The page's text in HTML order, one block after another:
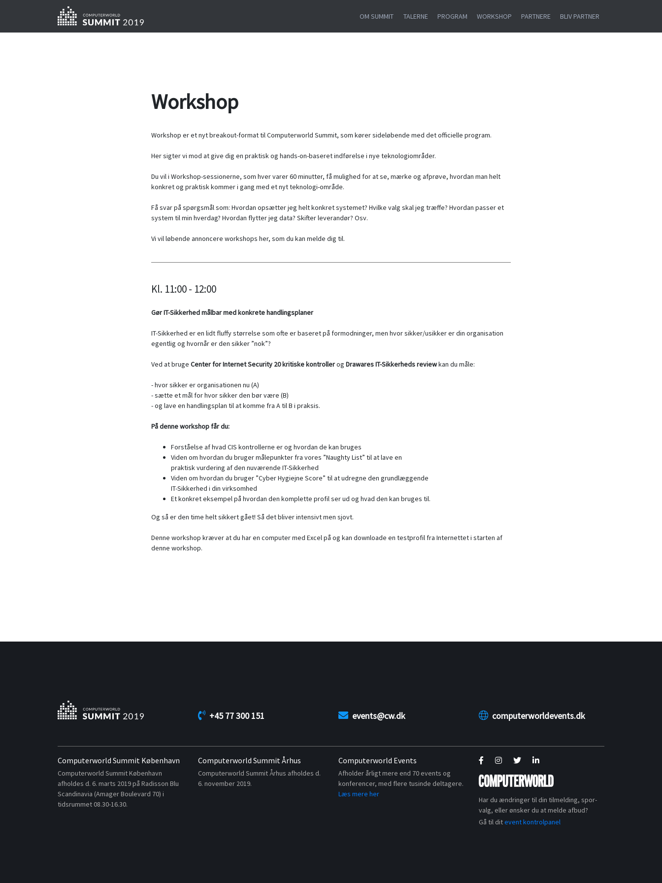
OM SUMMIT TALERNE PROGRAM WORKSHOP PARTNERE BLIV PARTNER
Workshop
Workshop er et nyt breakout-format til Computerworld Summit, som kører sideløbende med det officielle program.
Her sigter vi mod at give dig en praktisk og hands-on-baseret indførelse i nye teknologiområder.
Du vil i Workshop-sessionerne, som hver varer 60 minutter, få mulighed for at se, mærke og afprøve, hvordan man helt
konkret og praktisk kommer i gang med et nyt teknologi-område.
Få svar på spørgsmål som: Hvordan opsætter jeg helt konkret systemet? Hvilke valg skal jeg træffe? Hvordan passer et
system til min hverdag? Hvordan flytter jeg data? Skifter leverandør? Osv.
Vi vil løbende annoncere workshops her, som du kan melde dig til.
Kl. 11:00 - 12:00
Gør IT-Sikkerhed målbar med konkrete handlingsplaner
IT-Sikkerhed er en lidt fluffy størrelse som ofte er baseret på formodninger, men hvor sikker/usikker er din organisation
egentlig og hvornår er den sikker ”nok”?
Ved at bruge Center for Internet Security 20 kritiske kontrollerog Drawares IT-Sikkerheds reviewkan du måle:
- hvor sikker er organisationen nu (A)
- sætte et mål for hvor sikker den bør være (B)
- og lave en handlingsplan til at komme fra A til B i praksis.
På denne workshop får du:
Forståelse af hvad CIS kontrollerne er og hvordan de kan bruges
Viden om hvordan du bruger målepunkter fra vores ”Naughty List” til at lave en
praktisk vurdering af den nuværende IT-Sikkerhed
Viden om hvordan du bruger ”Cyber Hygiejne Score” til at udregne den grundlæggende
IT-Sikkerhed i din virksomhed
Et konkret eksempel på hvordan den komplette profil ser ud og hvad den kan bruges til.
Og så er den time helt sikkert gået! Så det bliver intensivt men sjovt.
Denne workshop kræver at du har en computer med Excel på og kan downloade en testprofil fra Internettet i starten af
denne workshop.
+45 77 300 151 events@cw.dk computerworldevents.dk
Computerworld Summit København
Computerworld Summit København
afholdes d. 6. marts 2019 på Radisson Blu
Scandinavia (Amager Boulevard 70) i
tidsrummet 08.30-16.30.
Computerworld Summit Århus
Computerworld Summit Århus afholdes d.
6. november 2019.
Computerworld Events
Afholder årligt mere end 70 events og
konferencer, med flere tusinde deltagere.
Læs mere her
Har du ændringer til din tilmelding, spor-
valg, eller ønsker du at melde afbud?
Gå til ditevent kontrolpanel